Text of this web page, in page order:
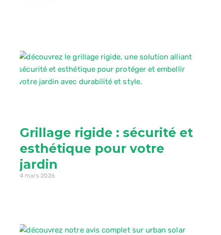
Grillage rigide : sécurité et
esthétique pour votre
jardin
4 mars 2026